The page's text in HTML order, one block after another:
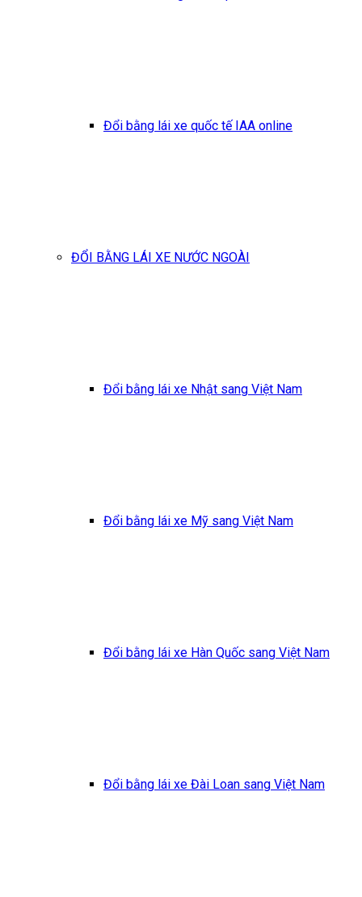
Đổi bằng lái xe quốc tế IAA online
ĐỔI BẰNG LÁI XE NƯỚC NGOÀI
Đổi bằng lái xe Nhật sang Việt Nam
Đổi bằng lái xe Mỹ sang Việt Nam
Đổi bằng lái xe Hàn Quốc sang Việt Nam
Đổi bằng lái xe Đài Loan sang Việt Nam